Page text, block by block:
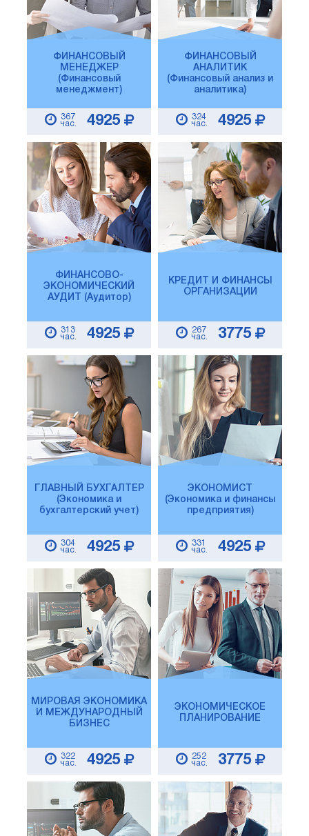
ФИНАНСОВЫЙ
МЕНЕДЖЕР
(Финансовый
менеджмент)
367
час.
4925
ФИНАНСОВЫЙ
АНАЛИТИК
(Финансовый анализ и
аналитика)
324
час.
4925
ФИНАНСОВО-
ЭКОНОМИЧЕСКИЙ
АУДИТ (Аудитор)
313
час.
4925
КРЕДИТ И ФИНАНСЫ
ОРГАНИЗАЦИИ
267
час.
3775
ГЛАВНЫЙ БУХГАЛТЕР
(Экономика и
бухгалтерский учет)
304
час.
4925
ЭКОНОМИСТ
(Экономика и финансы
предприятия)
331
час.
4925
МИРОВАЯ ЭКОНОМИКА
И МЕЖДУНАРОДНЫЙ
БИЗНЕС
322
час.
4925
ЭКОНОМИЧЕСКОЕ
ПЛАНИРОВАНИЕ
252
час.
3775